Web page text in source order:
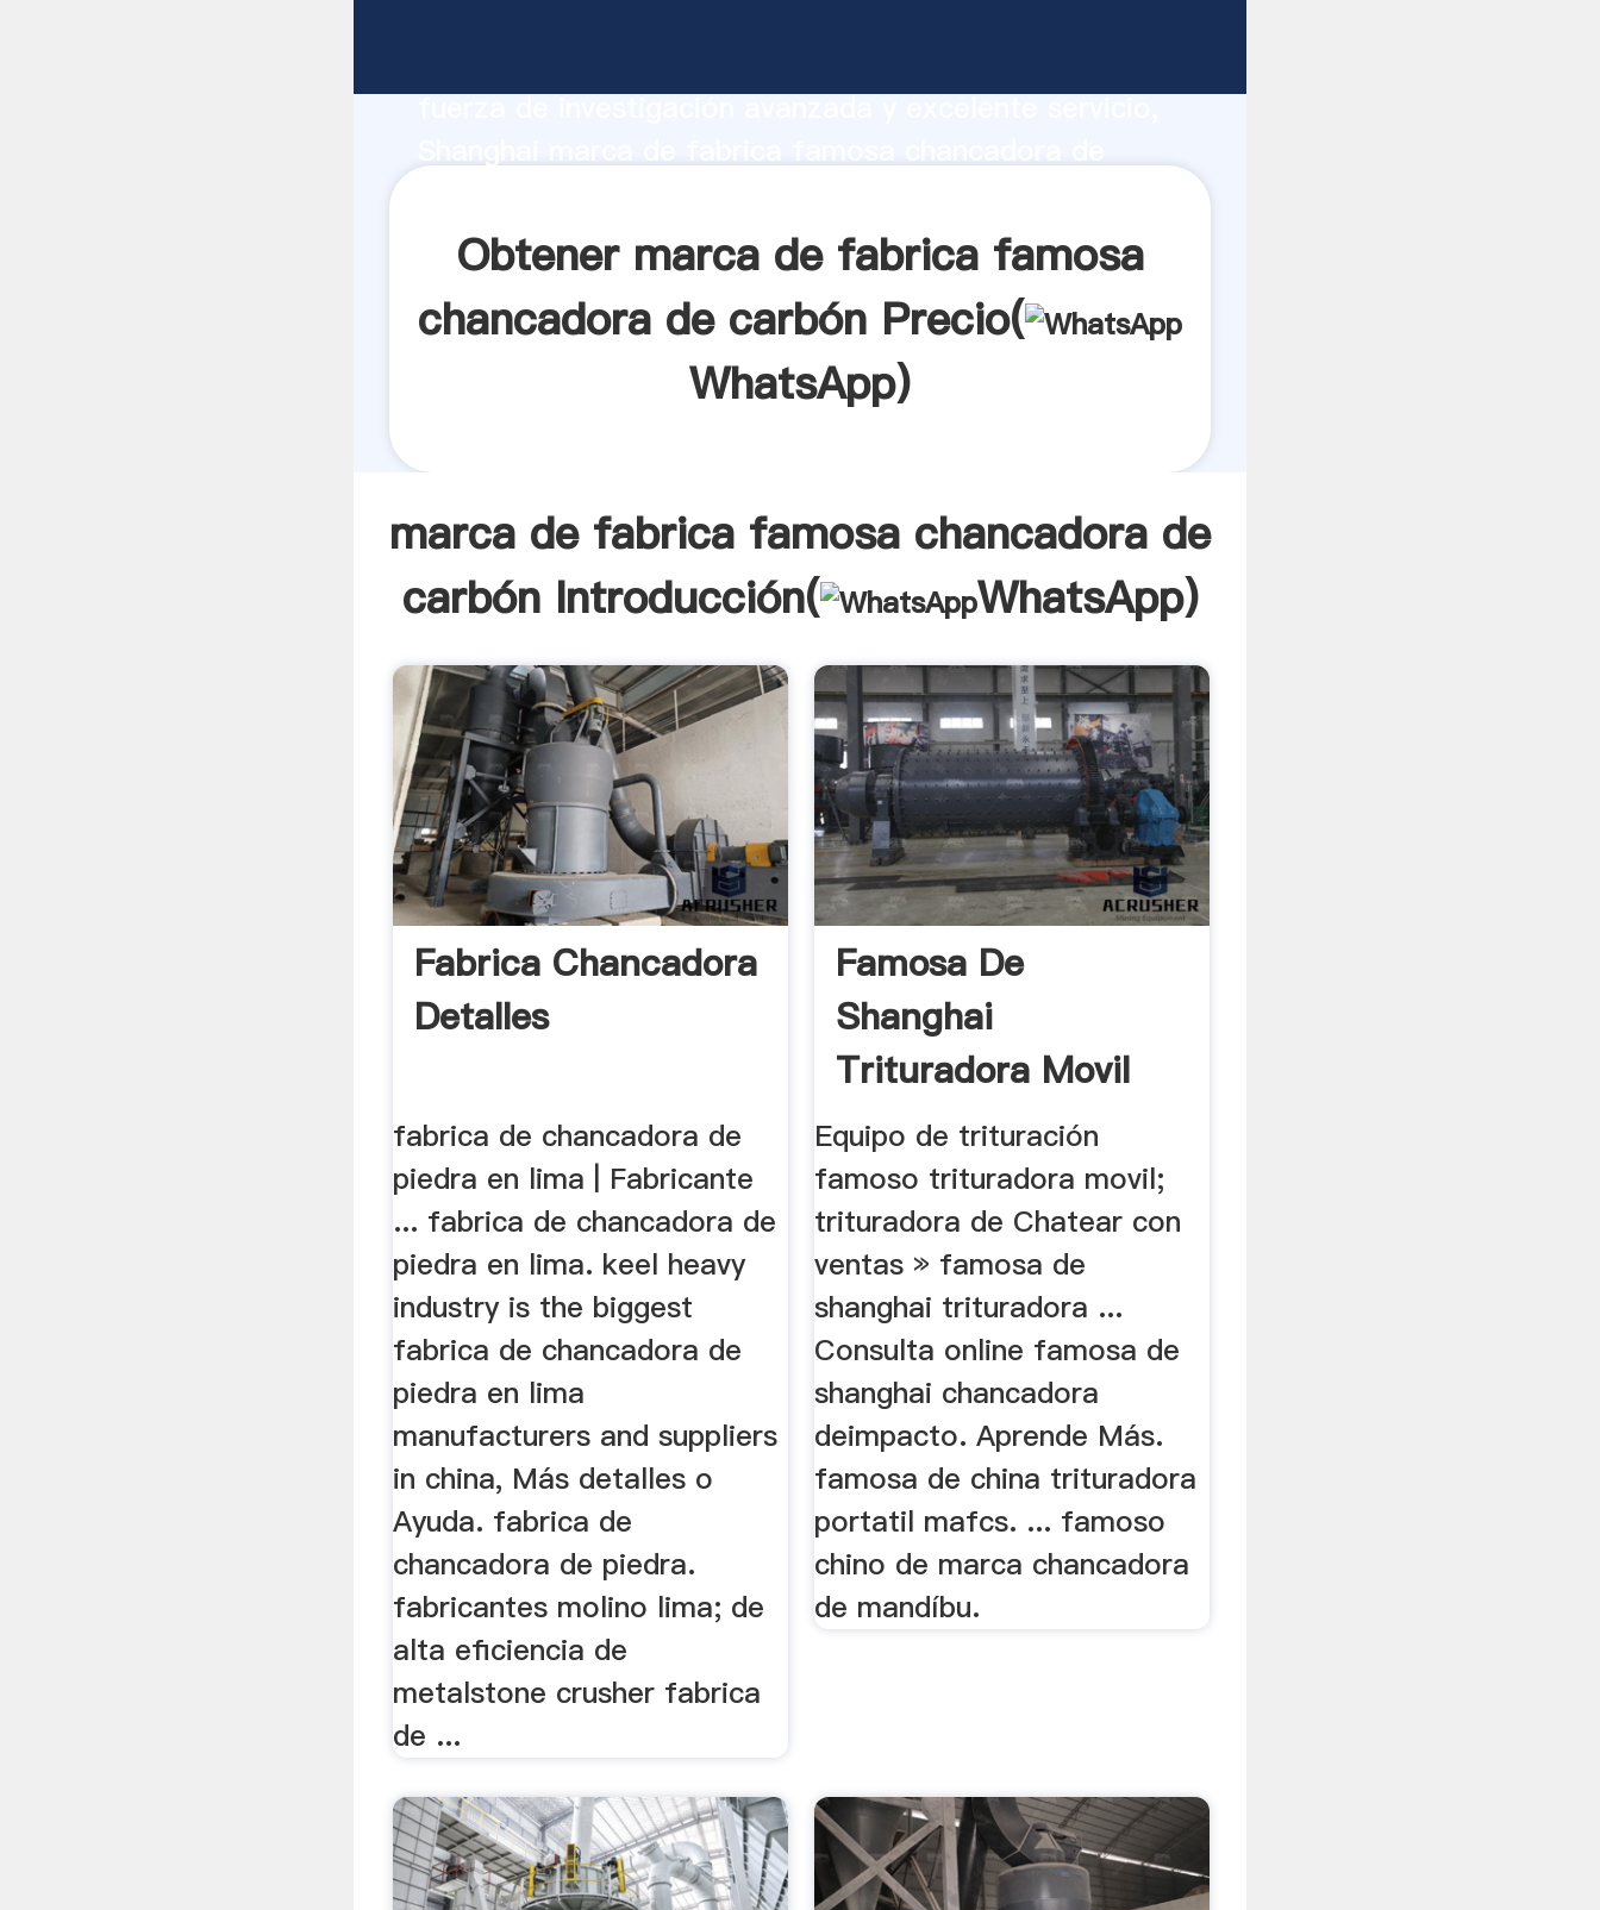
los clientes.
Obtener marca de fabrica famosa
chancadora de carbón Precio(
WhatsApp)
marca de fabrica famosa chancadora de
carbón Introducción(
WhatsApp)
Fabrica Chancadora
Detalles
fabrica de chancadora de
piedra en lima | Fabricante
... fabrica de chancadora de
piedra en lima. keel heavy
industry is the biggest
fabrica de chancadora de
piedra en lima
manufacturers and suppliers
in china, Más detalles o
Ayuda. fabrica de
chancadora de piedra.
fabricantes molino lima; de
alta eficiencia de
metalstone crusher fabrica
de ...
Famosa De
Shanghai
Trituradora Movil
Equipo de trituración
famoso trituradora movil;
trituradora de Chatear con
ventas » famosa de
shanghai trituradora ...
Consulta online famosa de
shanghai chancadora
deimpacto. Aprende Más.
famosa de china trituradora
portatil mafcs. ... famoso
chino de marca chancadora
de mandíbu.